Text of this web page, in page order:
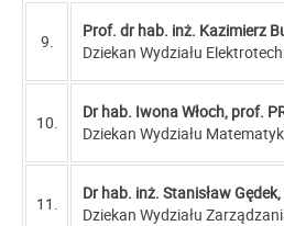
9.
Prof. dr hab. inż. Kazimierz
Dziekan Wydziału
10.
Dr hab. Iwona Włoch, prof.
Dziekan Wydziału
11.
Dr hab. inż. Stanisław
Dziekan Wydziału